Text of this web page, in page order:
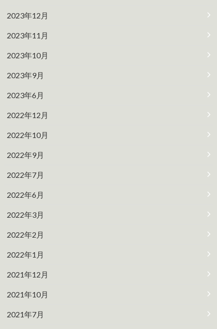
2023年12月
2023年11月
2023年10月
2023年9月
2023年6月
2022年12月
2022年10月
2022年9月
2022年7月
2022年6月
2022年3月
2022年2月
2022年1月
2021年12月
2021年10月
2021年7月